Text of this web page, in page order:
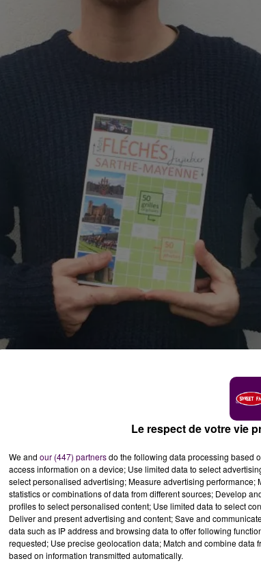
grilles de mots fléchés
par Noëlline Garon
dans la création de grilles de mots fléchés
de presse a fermé ses filières locales au
Sarthois se bat désormais pour être
Le respect de votre vie
We and our (447) partnersdo the following data processing based
access information on a device; Use limited data to select
select personalised advertising; Measure advertising
statistics or combinations of data from different sources; Develop
profiles to select personalised content; Use limited data to select
Deliver and present advertising and content; Save and
data such as IP address and browsing data to offer following
requested; Use precise geolocation data; Match and combine
based on information transmitted automatically.